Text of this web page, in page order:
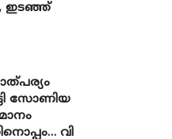
ഇടഞ്ഞ്
സോണിയ
വി